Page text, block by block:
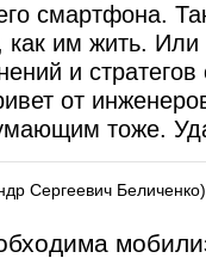
смартфона.
как им жить.
и стратегов
от
тоже.
Сергеевич Беличенко)